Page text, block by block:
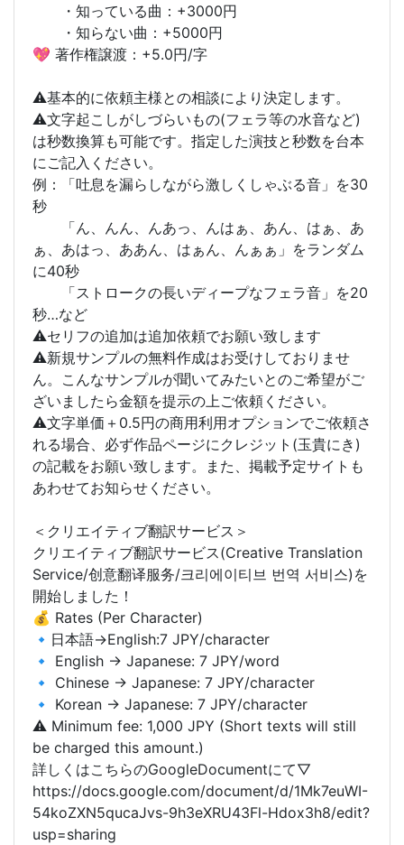
・知っている曲：+3000円
・知らない曲：+5000円
💖 著作権譲渡：+5.0円/字
⚠️基本的に依頼主様との相談により決定します。
⚠️文字起こしがしづらいもの(フェラ等の水音など)
は秒数換算も可能です。指定した演技と秒数を台本
にご記入ください。
例：「吐息を漏らしながら激しくしゃぶる音」を30
秒
「ん、んん、んあっ、んはぁ、あん、はぁ、あ
ぁ、あはっ、ああん、はぁん、んぁぁ」をランダム
に40秒
「ストロークの長いディープなフェラ音」を20
秒…など
⚠️セリフの追加は追加依頼でお願い致します
⚠️新規サンプルの無料作成はお受けしておりませ
ん。こんなサンプルが聞いてみたいとのご希望がご
ざいましたら金額を提示の上ご依頼ください。
⚠️文字単価＋0.5円の商用利用オプションでご依頼さ
れる場合、必ず作品ページにクレジット(玉貴にき)
の記載をお願い致します。また、掲載予定サイトも
あわせてお知らせください。
＜クリエイティブ翻訳サービス＞
クリエイティブ翻訳サービス(Creative Translation
Service/创意翻译服务/크리에이티브 번역 서비스)を
開始しました！
💰 Rates (Per Character)
🔹日本語→English:7 JPY/character
🔹 English → Japanese: 7 JPY/word
🔹 Chinese → Japanese: 7 JPY/character
🔹 Korean → Japanese: 7 JPY/character
⚠ Minimum fee: 1,000 JPY (Short texts will still
be charged this amount.)
詳しくはこちらのGoogleDocumentにて▽
https://docs.google.com/document/d/1Mk7euWI-
54koZXN5qucaJvs-9h3eXRU43Fl-Hdox3h8/edit?
usp=sharing